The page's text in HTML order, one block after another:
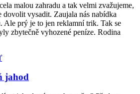
malou zahradu a tak velmi zvažujeme,
dovolit vysadit. Zaujala nás nabídka
Ale prý je to jen reklamní trik. Tak se
zbytečně vyhozené peníze. Rodina
jahod